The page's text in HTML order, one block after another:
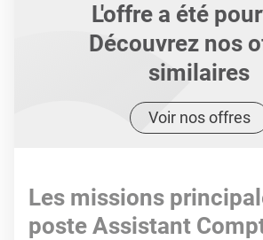
L'offre a été
Découvrez nos
similaires
Voir nos offres
Les missions
poste Assistant